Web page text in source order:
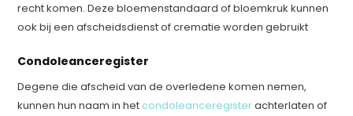
recht komen. Deze bloemenstandaard of bloemkruk kunnen
ook bij een afscheidsdienst of crematie worden gebruikt
Condoleanceregister
Degene die afscheid van de overledene komen nemen,
kunnen hun naam in het condoleanceregisterachterlaten of